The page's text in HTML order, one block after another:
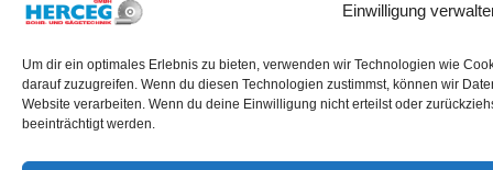
Einwilligung
Um dir ein optimales Erlebnis zu bieten, verwenden wir Technologien wie
darauf zuzugreifen. Wenn du diesen Technologien zustimmst, können wir
Website verarbeiten. Wenn du deine Einwilligung nicht erteilst oder
beeinträchtigt werden.